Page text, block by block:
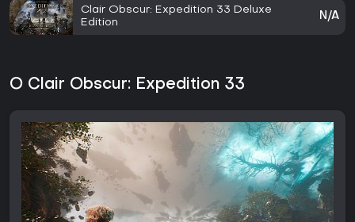
Clair Obscur: Expedition 33 Deluxe
Edition
N/A
O Clair Obscur: Expedition 33